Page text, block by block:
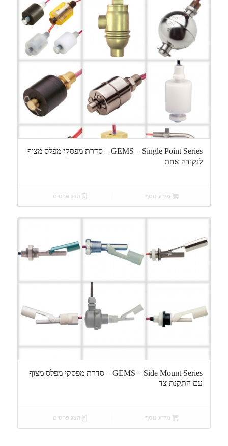
GEMS – Single Point Series – סדרת מפסקי מפלס מצוף
לנקודה אחת
מידע נוסף הצג פרטים
GEMS – Side Mount Series – סדרת מפסקי מפלס מצוף
עם התקנת צד
מידע נוסף הצג פרטים